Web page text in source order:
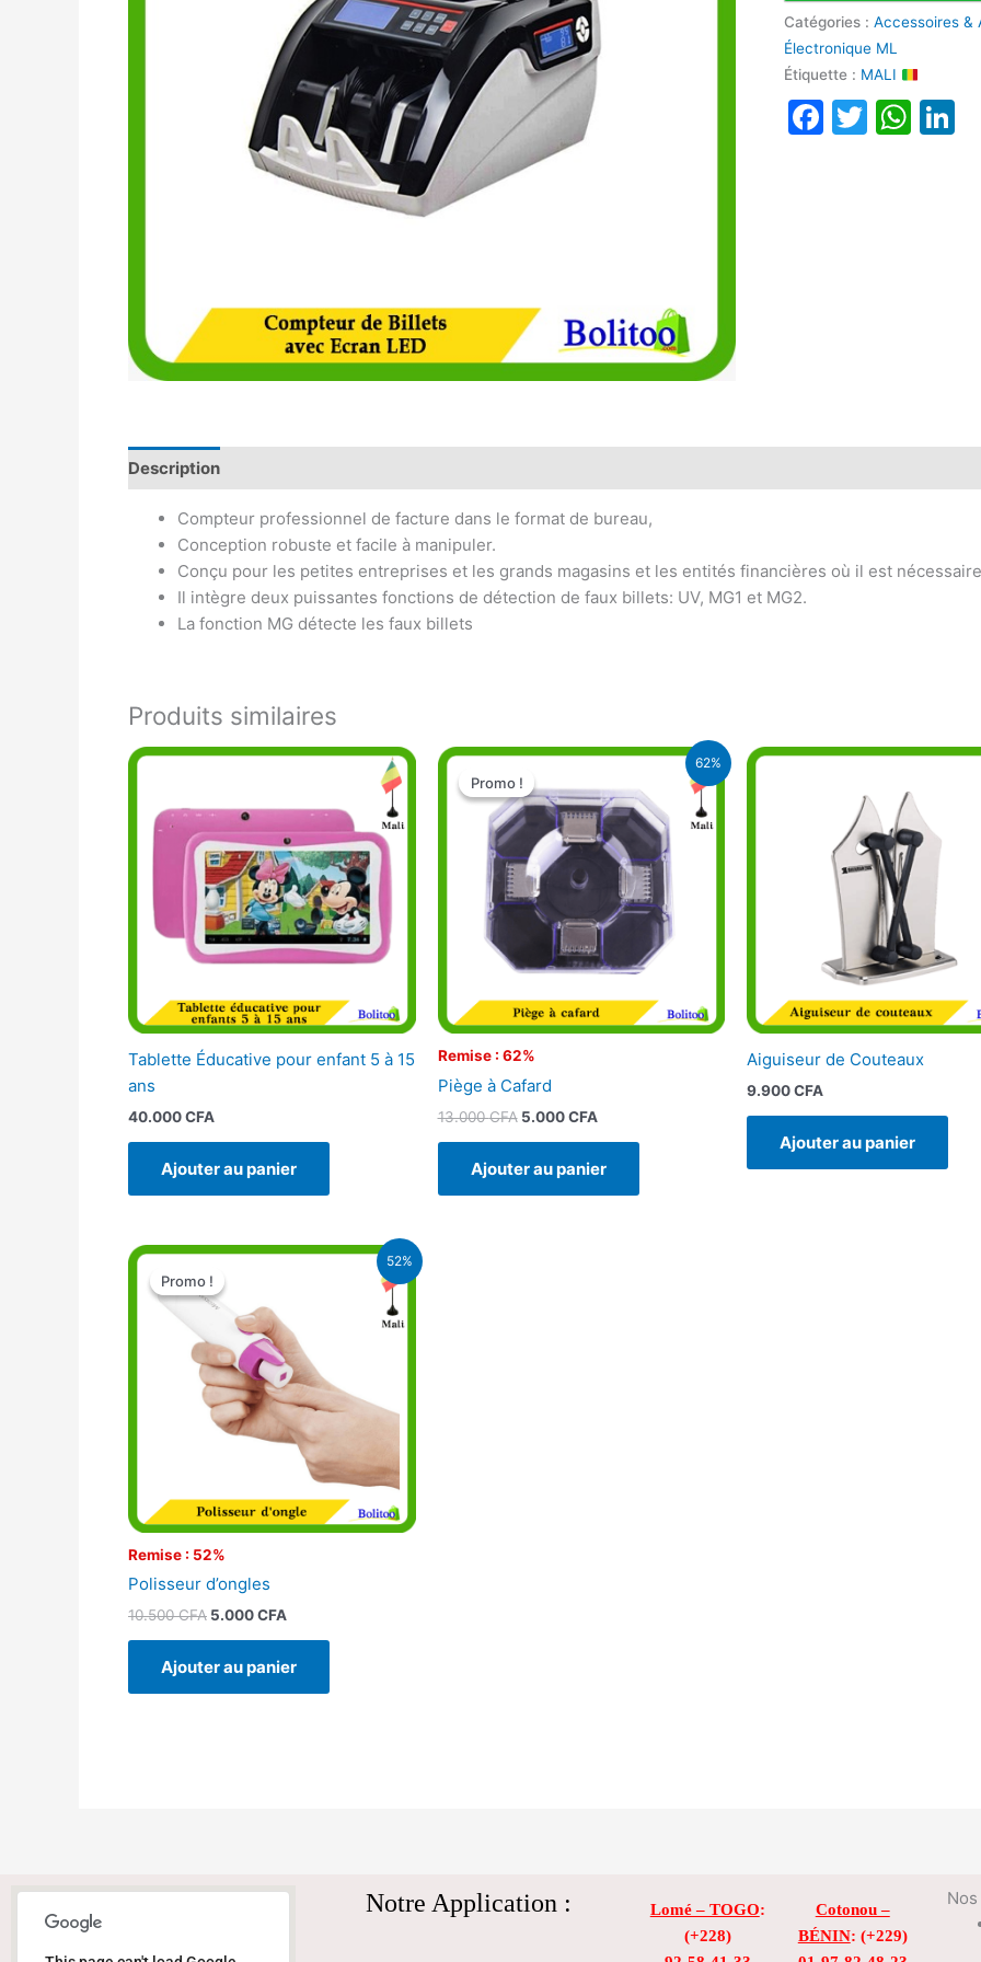
Catégories :Accessoires &
Électronique ML
Étiquette : MALI
Facebook
Twitter
Description
Compteur professionnel de facture dans le format de bureau,
Conception robuste et facile à manipuler.
Conçu pour les petites entreprises et les grands magasins et les entités financières où il est
Il intègre deux puissantes fonctions de détection de faux billets: UV, MG1 et MG2.
La fonction MG détecte les faux billets
Produits similaires
Tablette Éducative pour enfant 5 à 15
ans
40.000CFA
Ajouter au panier
62%
Promo !
Remise : 62%
Promo !
Piège à Cafard
13.000CFA
Le
initial
était :
13.000 CFA.
5.000CFA
Le
actuel
est :
5.000 CFA.
Ajouter au panier
Aiguiseur de Couteaux
9.900CFA
Ajouter au panier
52%
Promo !
Remise : 52%
Promo !
Polisseur d’ongles
10.500CFA
Le
initial
était :
10.500 CFA.
5.000CFA
Le
5.000 CFA.
Ajouter au panier
Notre Application : Lomé – TOGO:
(+228)
Cotonou –
BÉNIN: (+229)